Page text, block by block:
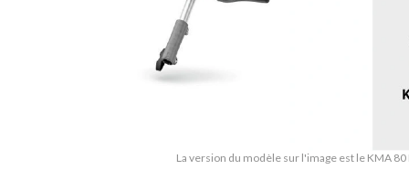
La version du modèle sur l'image est le KMA 80